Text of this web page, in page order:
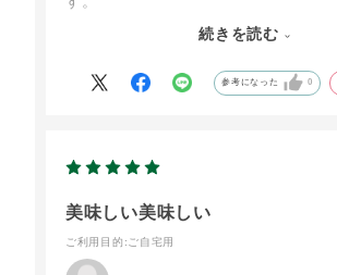
オーガニックの色々なウッドを選ん
あるとありがたいです。
続きを読む
参考になった 0
美味しい美味しい
ご利用目的 :ご自宅用